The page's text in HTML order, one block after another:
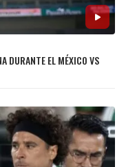
DURANTE EL MÉXICO VS